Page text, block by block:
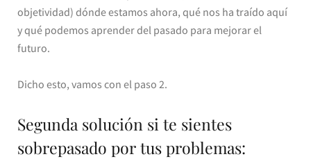
objetividad) dónde estamos ahora, qué nos ha traído aquí
y qué podemos aprender del pasado para mejorar el
futuro.
Dicho esto, vamos con el paso 2.
Segunda solución si te sientes
sobrepasado por tus problemas: